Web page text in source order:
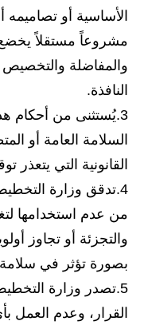
الأساسية أو تصاميمه
مشروعاً مستقلاً يخضع
والمفاضلة
النافذة.
3.يُستثنى من أحكام
السلامة العامة أو
القانونية التي يتعذر
4.تدقق وزارة
من عدم استخدامها
والتجزئة أو تجاوز
بصورة تؤثر في
5.تصدر وزارة
القرار، وعدم